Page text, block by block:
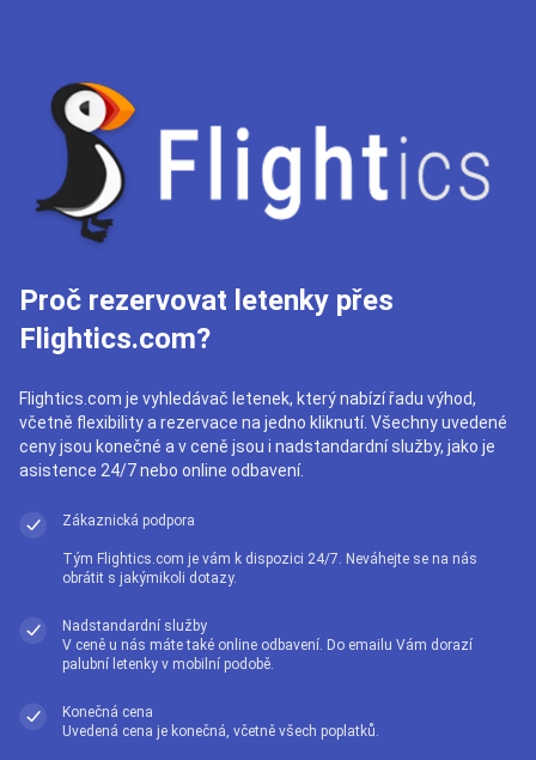
Proč rezervovat letenky přes
Flightics.com?
Flightics.com je vyhledávač letenek, který nabízí řadu výhod,
včetně flexibility a rezervace na jedno kliknutí. Všechny uvedené
ceny jsou konečné a v ceně jsou i nadstandardní služby, jako je
asistence 24/7 nebo online odbavení.
Zákaznická podpora
Tým Flightics.com je vám k dispozici 24/7. Neváhejte se na nás
obrátit s jakýmikoli dotazy.
Nadstandardní služby
V ceně u nás máte také online odbavení. Do emailu Vám dorazí
palubní letenky v mobilní podobě.
Konečná cena
Uvedená cena je konečná, včetně všech poplatků.